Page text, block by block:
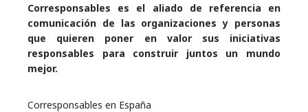
Corresponsables es el aliado de referencia en
comunicación de las organizaciones y personas
que quieren poner en valor sus iniciativas
responsables para construir juntos un mundo
mejor.
Corresponsables en España